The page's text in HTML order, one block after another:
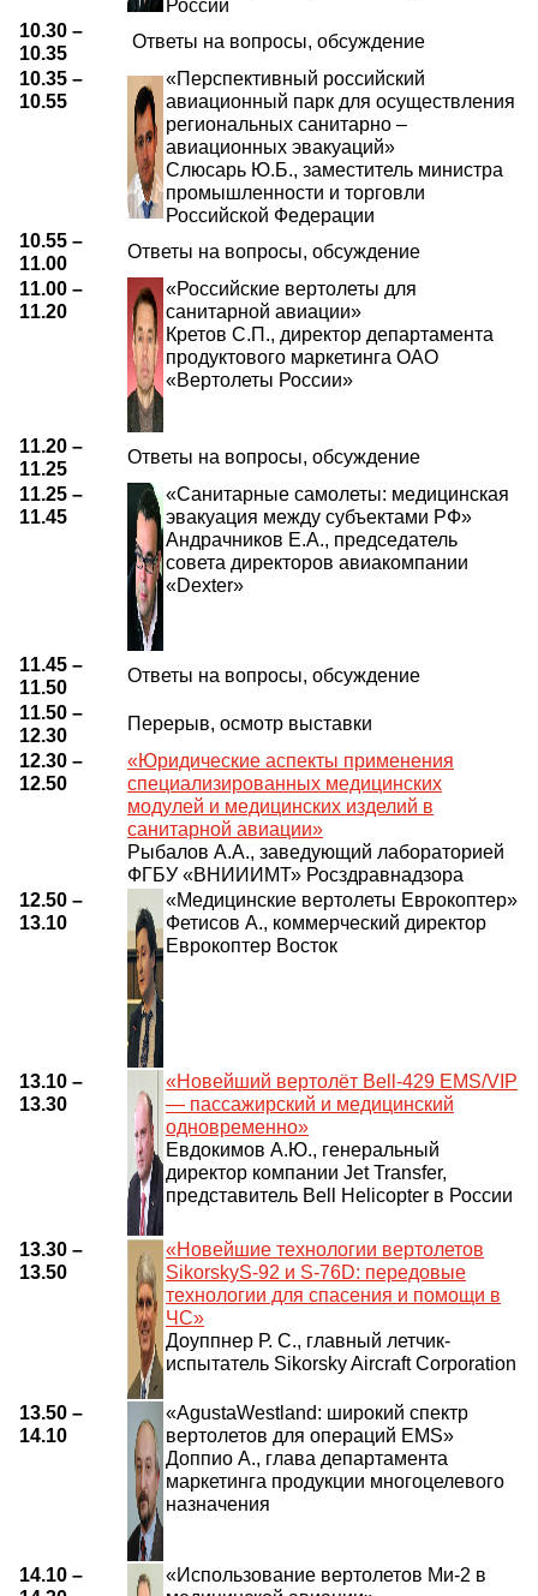
России
10.30 –
10.35
Ответы на вопросы, обсуждение
10.35 –
10.55
«Перспективный российский
авиационный парк для осуществления
региональных санитарно –
авиационных эвакуаций»
Слюсарь Ю.Б., заместитель министра
промышленности и торговли
Российской Федерации
10.55 –
11.00
Ответы на вопросы, обсуждение
11.00 –
11.20
«Российские вертолеты для
санитарной авиации»
Кретов С.П., директор департамента
продуктового маркетинга ОАО
«Вертолеты России»
11.20 –
11.25
Ответы на вопросы, обсуждение
11.25 –
11.45
«Санитарные самолеты: медицинская
эвакуация между субъектами РФ»
Андрачников Е.А., председатель
совета директоров авиакомпании
«Dexter»
11.45 –
11.50
Ответы на вопросы, обсуждение
11.50 –
12.30
Перерыв, осмотр выставки
12.30 –
12.50
«Юридические аспекты применения
специализированных медицинских
модулей и медицинских изделий в
санитарной авиации»
Рыбалов А.А., заведующий лабораторией
ФГБУ «ВНИИИМТ» Росздравнадзора
12.50 –
13.10
«Медицинские вертолеты Еврокоптер»
Фетисов А., коммерческий директор
Еврокоптер Восток
13.10 –
13.30
«Новейший вертолёт Bell-429 EMS/VIP
— пассажирский и медицинский
одновременно»
Евдокимов А.Ю., генеральный
директор компании Jet Transfer,
представитель Bell Helicopter в России
13.30 –
13.50
«Новейшие технологии вертолетов
SikorskyS-92 и S-76D: передовые
технологии для спасения и помощи в
ЧС»
Доуппнер Р. С., главный летчик-
испытатель Sikorsky Aircraft Corporation
13.50 –
14.10
«AgustaWestland: широкий спектр
вертолетов для операций EMS»
Доппио А., глава департамента
маркетинга продукции многоцелевого
назначения
14.10 –
«Использование вертолетов Ми-2 в